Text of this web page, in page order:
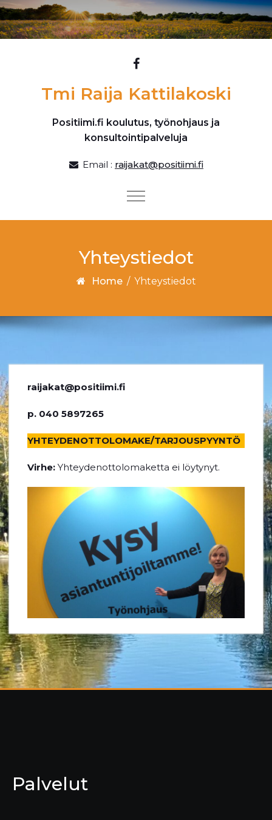
Skip to content
Tmi Raija Kattilakoski
Positiimi.fi koulutus, työnohjaus ja
konsultointipalveluja
Email : raijakat@positiimi.fi
Toggle
Yhteystiedot
Home / Yhteystiedot
raijakat@positiimi.fi
p. 040 5897265
YHTEYDENOTTOLOMAKE/TARJOUSPYYNTÖ
Virhe: Yhteydenottolomaketta ei löytynyt.
Palvelut